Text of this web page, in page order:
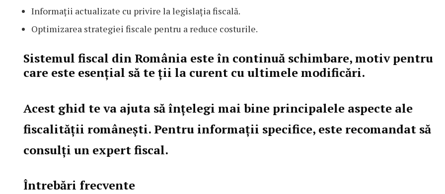
Informații actualizate cu privire la legislația fiscală.
Optimizarea strategiei fiscale pentru a reduce costurile.
Sistemul fiscal din România este în continuă schimbare, motiv pentru
care este esențial să te ții la curent cu ultimele modificări.
Acest ghid te va ajuta să înțelegi mai bine principalele aspecte ale
fiscalității românești. Pentru informații specifice, este recomandat să
consulți un expert fiscal.
Întrebări frecvente